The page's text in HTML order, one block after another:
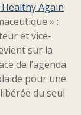
Again
» :
et vice-
sur la
de l’agenda
pour une
du seul